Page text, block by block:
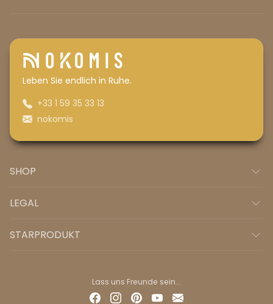
Leben Sie endlich in Ruhe.
+33 1 59 35 33 13
nokomis
SHOP
LEGAL
STARPRODUKT
Lass uns Freunde sein...